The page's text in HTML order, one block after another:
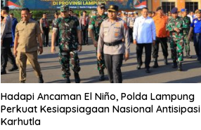
Hadapi Ancaman El Niño, Polda Lampung
Perkuat Kesiapsiagaan Nasional Antisipasi
Karhutla